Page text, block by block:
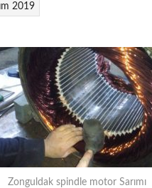
2019
Zonguldak spindle motor Sarımı